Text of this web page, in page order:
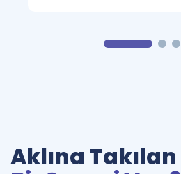
Aklına Takılan